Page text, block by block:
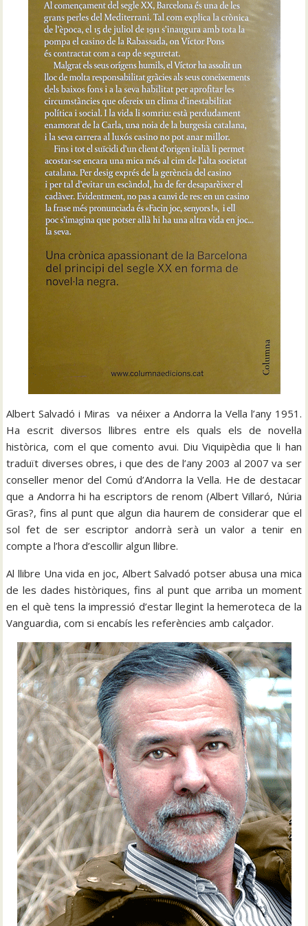
Albert Salvadó i Miras va néixer a Andorra la Vella l’any 1951.
Ha escrit diversos llibres entre els quals els de novel·la
històrica, com el que comento avui. Diu Viquipèdia que li han
traduït diverses obres, i que des de l’any 2003 al 2007 va ser
conseller menor del Comú d’Andorra la Vella. He de destacar
que a Andorra hi ha escriptors de renom (Albert Villaró, Núria
Gras?, fins al punt que algun dia haurem de considerar que el
sol fet de ser escriptor andorrà serà un valor a tenir en
compte a l’hora d’escollir algun llibre.
Al llibre Una vida en joc, Albert Salvadó potser abusa una mica
de les dades històriques, fins al punt que arriba un moment
en el què tens la impressió d’estar llegint la hemeroteca de la
Vanguardia, com si encabís les referències amb calçador.